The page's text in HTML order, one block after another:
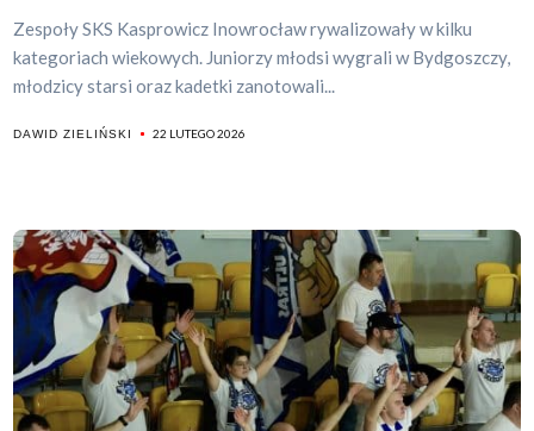
Zespoły SKS Kasprowicz Inowrocław rywalizowały w kilku
kategoriach wiekowych. Juniorzy młodsi wygrali w Bydgoszczy,
młodzicy starsi oraz kadetki zanotowali...
DAWID ZIELIŃSKI 22 LUTEGO 2026